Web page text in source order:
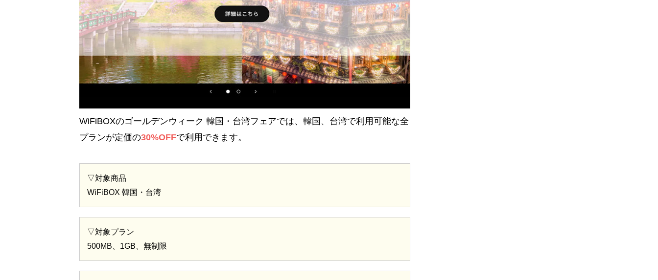
WiFiBOXのゴールデンウィーク 韓国・台湾フェアでは、韓国、台湾で利用可能な全
プランが定価の30%OFFで利用できます。
▽対象商品
WiFiBOX 韓国・台湾
▽対象プラン
500MB、1GB、無制限